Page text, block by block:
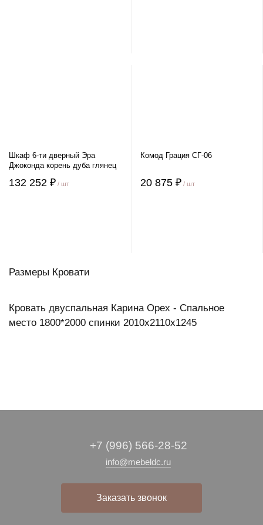
Шкаф 6-ти дверный Эра
Джоконда корень дуба глянец
132 252 ₽ / шт
Комод Грация СГ-06
20 875 ₽ / шт
Размеры Кровати
Кровать двуспальная Карина Орех - Спальное
место 1800*2000 спинки 2010х2110х1245
+7 (996) 566-28-52
info@mebeldc.ru
Заказать звонок